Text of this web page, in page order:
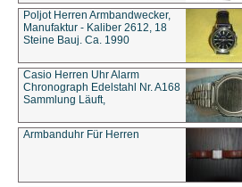
Poljot Herren Armbandwecker,
Manufaktur - Kaliber 2612, 18
Steine Bauj. Ca. 1990
Casio Herren Uhr Alarm
Chronograph Edelstahl Nr. A168
Sammlung Läuft,
Armbanduhr Für Herren